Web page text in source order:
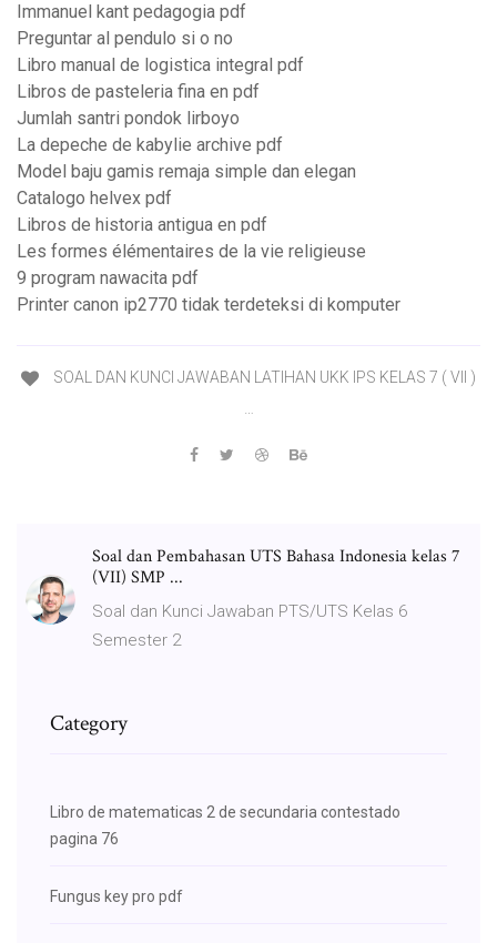
Immanuel kant pedagogia pdf
Preguntar al pendulo si o no
Libro manual de logistica integral pdf
Libros de pasteleria fina en pdf
Jumlah santri pondok lirboyo
La depeche de kabylie archive pdf
Model baju gamis remaja simple dan elegan
Catalogo helvex pdf
Libros de historia antigua en pdf
Les formes élémentaires de la vie religieuse
9 program nawacita pdf
Printer canon ip2770 tidak terdeteksi di komputer
SOAL DAN KUNCI JAWABAN LATIHAN UKK IPS KELAS 7 ( VII )
Soal dan Pembahasan UTS Bahasa Indonesia kelas 7
(VII) SMP ...
Soal dan Kunci Jawaban PTS/UTS Kelas 6
Semester 2
Category
Libro de matematicas 2 de secundaria contestado
pagina 76
Fungus key pro pdf